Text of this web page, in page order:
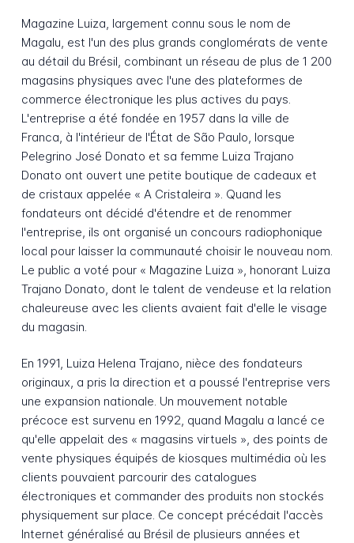
Magazine Luiza, largement connu sous le nom de
Magalu, est l'un des plus grands conglomérats de vente
au détail du Brésil, combinant un réseau de plus de 1 200
magasins physiques avec l'une des plateformes de
commerce électronique les plus actives du pays.
L'entreprise a été fondée en 1957 dans la ville de
Franca, à l'intérieur de l'État de São Paulo, lorsque
Pelegrino José Donato et sa femme Luiza Trajano
Donato ont ouvert une petite boutique de cadeaux et
de cristaux appelée « A Cristaleira ». Quand les
fondateurs ont décidé d'étendre et de renommer
l'entreprise, ils ont organisé un concours radiophonique
local pour laisser la communauté choisir le nouveau nom.
Le public a voté pour « Magazine Luiza », honorant Luiza
Trajano Donato, dont le talent de vendeuse et la relation
chaleureuse avec les clients avaient fait d'elle le visage
du magasin.
En 1991, Luiza Helena Trajano, nièce des fondateurs
originaux, a pris la direction et a poussé l'entreprise vers
une expansion nationale. Un mouvement notable
précoce est survenu en 1992, quand Magalu a lancé ce
qu'elle appelait des « magasins virtuels », des points de
vente physiques équipés de kiosques multimédia où les
clients pouvaient parcourir des catalogues
électroniques et commander des produits non stockés
physiquement sur place. Ce concept précédait l'accès
Internet généralisé au Brésil de plusieurs années et